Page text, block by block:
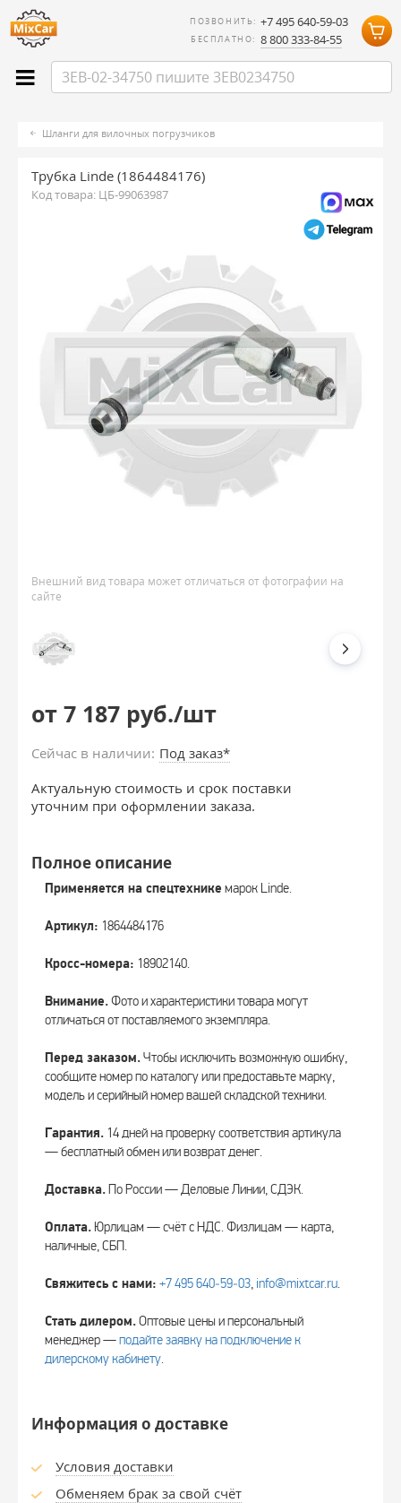
ПОЗВОНИТЬ: +7 495 640-59-03
БЕСПЛАТНО: 8 800 333-84-55
Шланги для вилочных погрузчиков
Трубка Linde (1864484176)
Код товара: ЦБ-99063987
Внешний вид товара может отличаться от фотографии на
сайте
от 7 187 руб./шт
Сейчас в наличии: Под заказ*
Актуальную стоимость и срок поставки
уточним при оформлении заказа.
Полное описание
Применяется на спецтехнике марок Linde.
Артикул: 1864484176
Кросс-номера: 18902140.
Внимание.Фото и характеристики товара могут
отличаться от поставляемого экземпляра.
Перед заказом.Чтобы исключить возможную ошибку,
сообщите номер по каталогу или предоставьте марку,
модель и серийный номер вашей складской техники.
Гарантия. 14 дней на проверку соответствия артикула
— бесплатный обмен или возврат денег.
Доставка.По России — Деловые Линии, СДЭК.
Оплата. Юрлицам — счёт с НДС. Физлицам — карта,
наличные, СБП.
Свяжитесь с нами: +7 495 640‑59‑03, info@mixtcar.ru.
Стать дилером.Оптовые цены и персональный
менеджер —подайте заявку на подключение к
дилерскому кабинету.
Информация о доставке
Условия доставки
Обменяем брак за свой счёт